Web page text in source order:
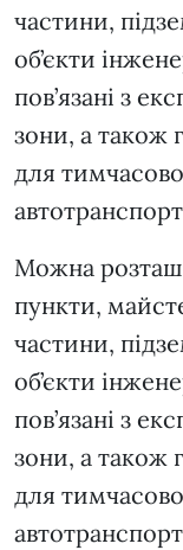
частини,
об’єкти
пов’язані з
зони, а також
для
Можна
пункти,
частини,
об’єкти
пов’язані з
зони, а також
для